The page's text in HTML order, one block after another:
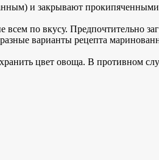
и закрывают
по вкусу. Предпочтительно
варианты рецепта
цвет овоща. В противном